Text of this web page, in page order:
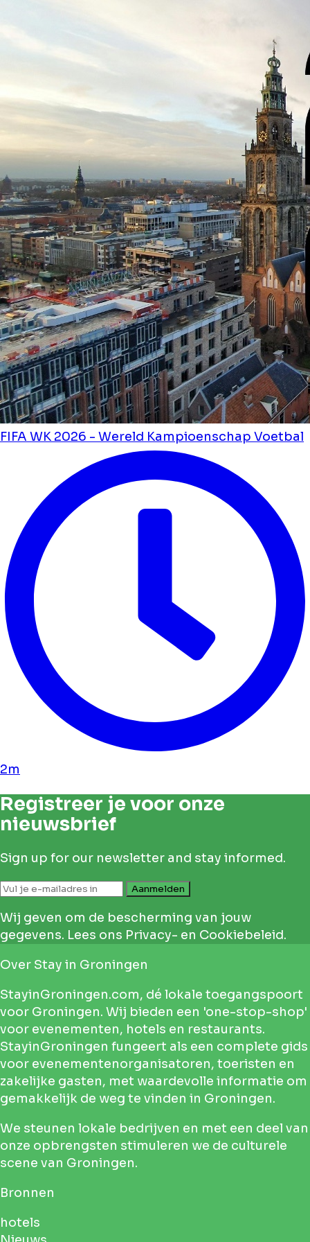
FIFA WK 2026 - Wereld Kampioenschap Voetbal
2m
Registreer je voor onze
nieuwsbrief
Sign up for our newsletter and stay informed.
Aanmelden
Wij geven om de bescherming van jouw
gegevens. Lees ons Privacy- en Cookiebeleid.
Over Stay in Groningen
StayinGroningen.com, dé lokale toegangspoort
voor Groningen. Wij bieden een 'one-stop-shop'
voor evenementen, hotels en restaurants.
StayinGroningen fungeert als een complete gids
voor evenementenorganisatoren, toeristen en
zakelijke gasten, met waardevolle informatie om
gemakkelijk de weg te vinden in Groningen.
We steunen lokale bedrijven en met een deel van
onze opbrengsten stimuleren we de culturele
scene van Groningen.
Bronnen
hotels